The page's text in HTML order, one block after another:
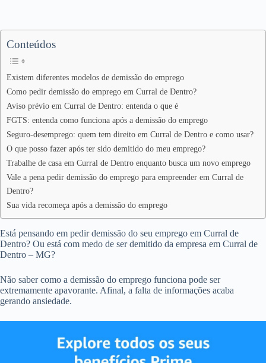
Conteúdos
Existem diferentes modelos de demissão do emprego
Como pedir demissão do emprego em Curral de Dentro?
Aviso prévio em Curral de Dentro: entenda o que é
FGTS: entenda como funciona após a demissão do emprego
Seguro-desemprego: quem tem direito em Curral de Dentro e como usar?
O que posso fazer após ter sido demitido do meu emprego?
Trabalhe de casa em Curral de Dentro enquanto busca um novo emprego
Vale a pena pedir demissão do emprego para empreender em Curral de
Dentro?
Sua vida recomeça após a demissão do emprego
Está pensando em pedir demissão do seu emprego em Curral de
Dentro? Ou está com medo de ser demitido da empresa em Curral de
Dentro – MG?
Não saber como a demissão do emprego funciona pode ser
extremamente apavorante. Afinal, a falta de informações acaba
gerando ansiedade.